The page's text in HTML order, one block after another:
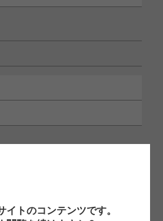
イトのコンテンツです。